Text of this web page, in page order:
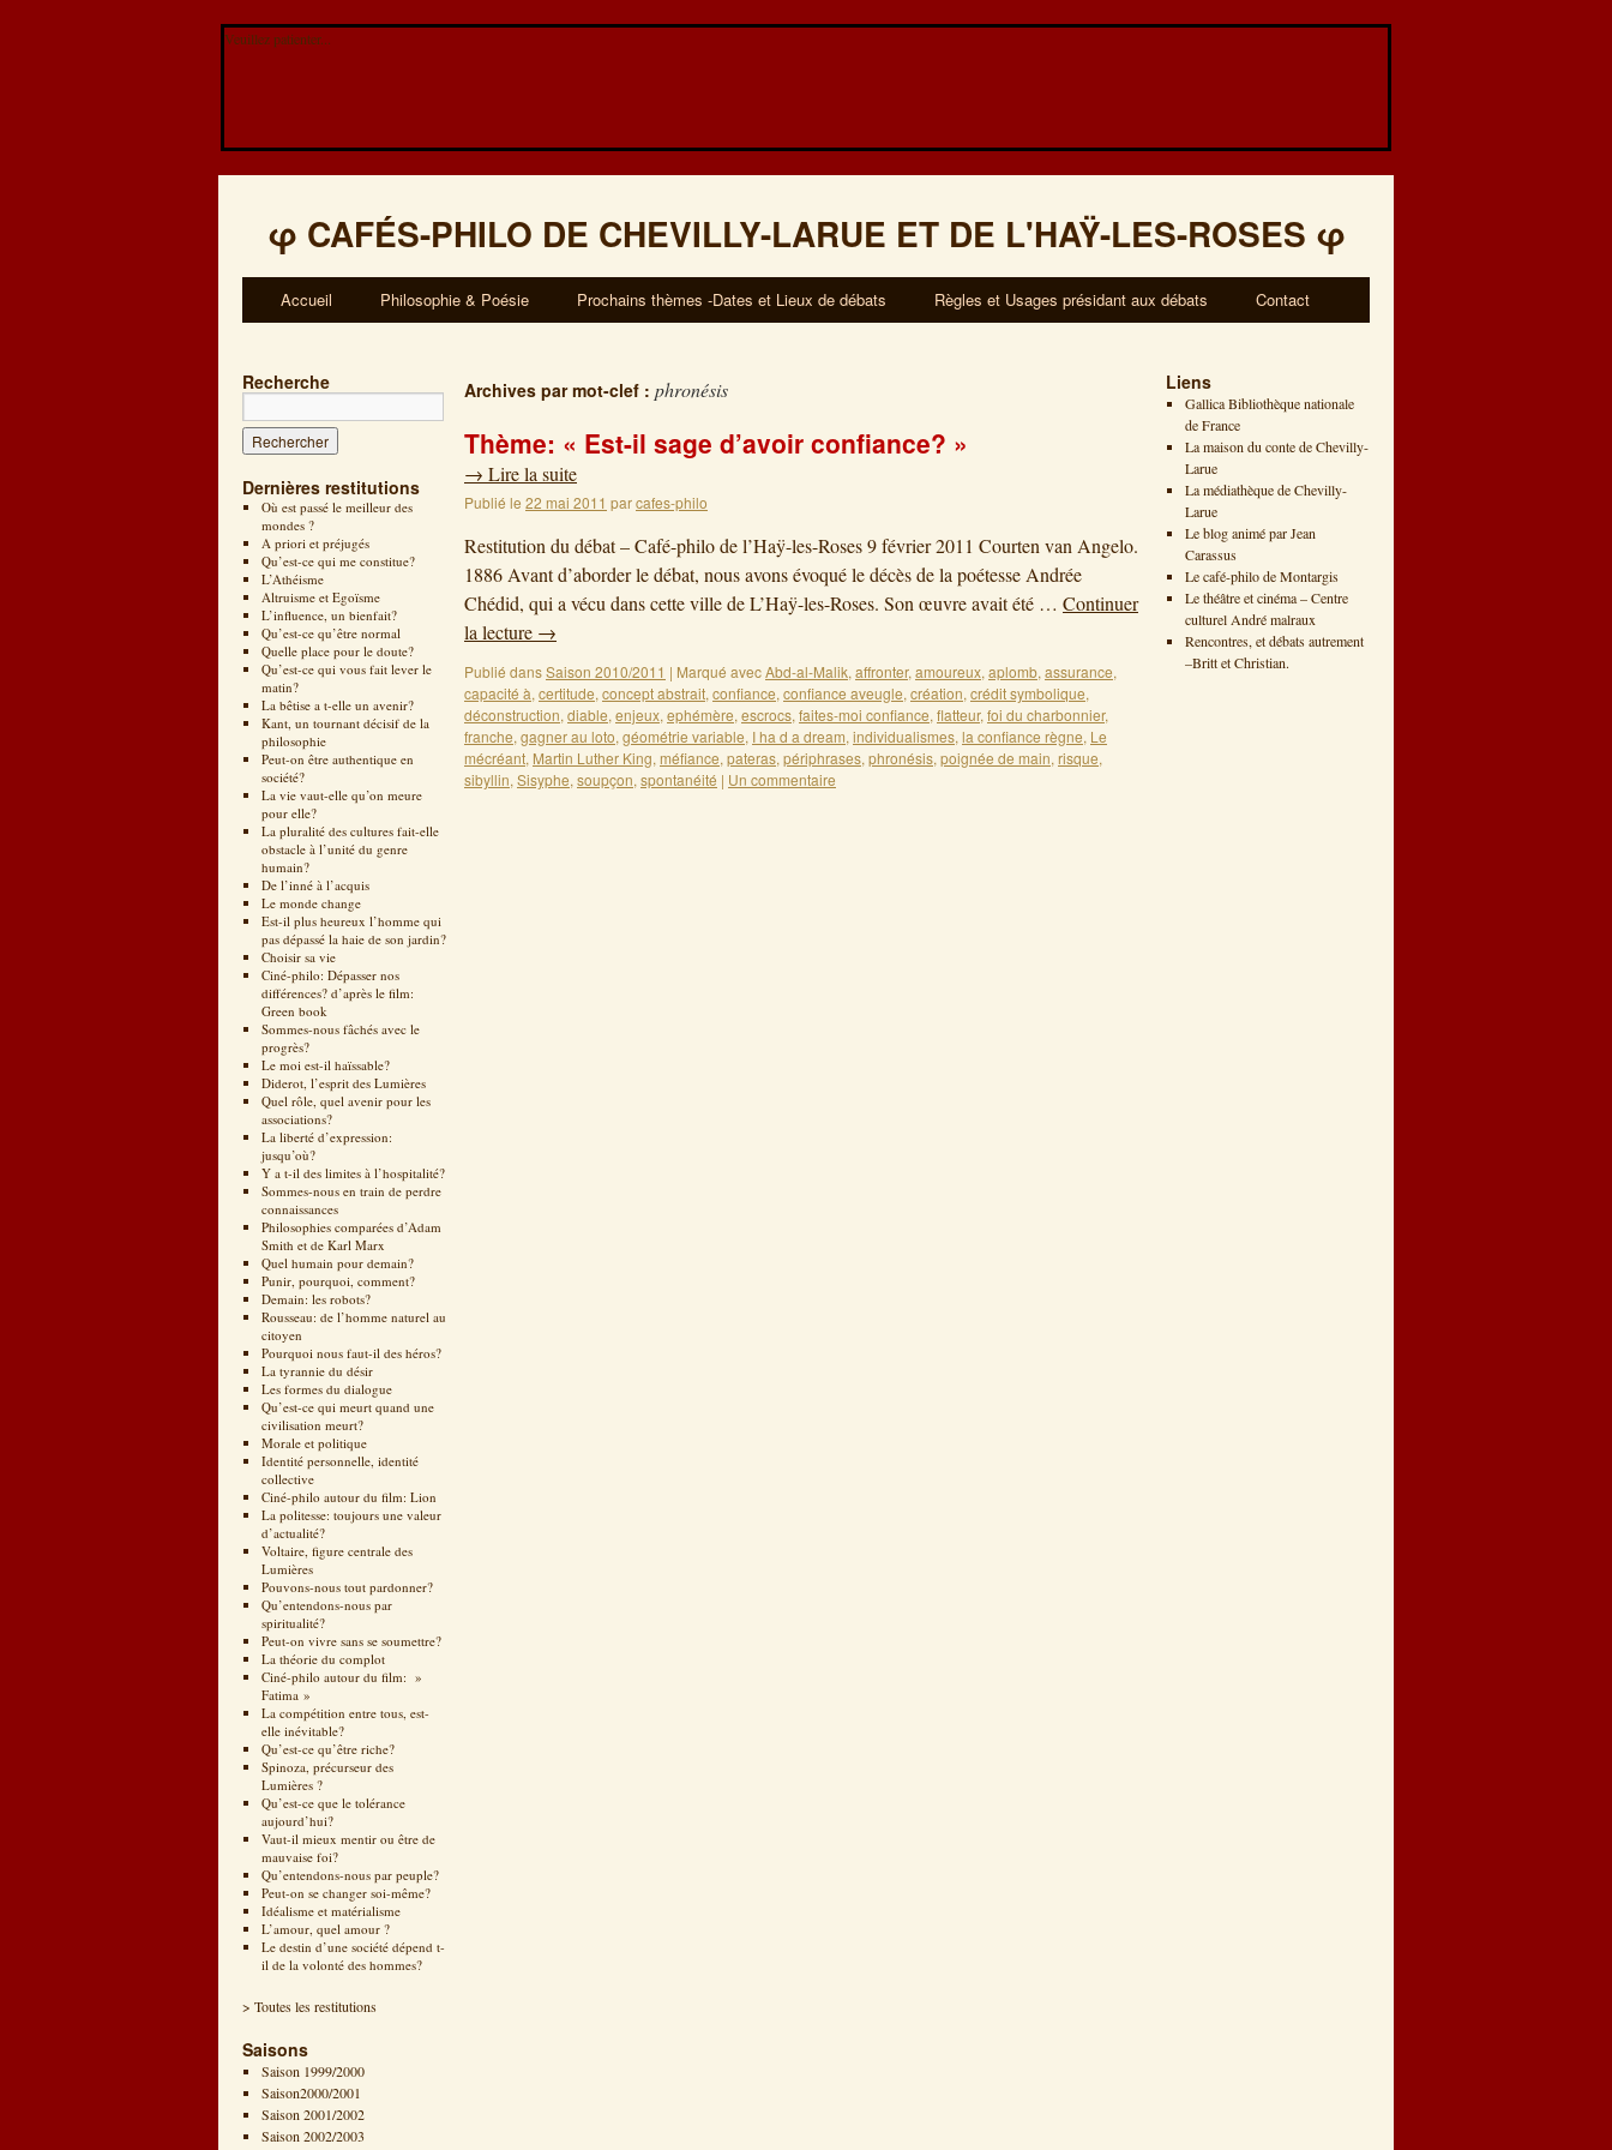
Veuillez patienter...
φ CAFÉS-PHILO DE CHEVILLY-LARUE ET DE L'HAŸ-LES-ROSES φ
Accueil Philosophie & Poésie Prochains thèmes -Dates et Lieux de débats Règles et Usages présidant aux débats Contact
Recherche
Dernières restitutions
Où est passé le meilleur des
mondes ?
A priori et préjugés
Qu’est-ce qui me constitue?
L’Athéisme
Altruisme et Egoïsme
L’influence, un bienfait?
Qu’est-ce qu’être normal
Quelle place pour le doute?
Qu’est-ce qui vous fait lever le
matin?
La bêtise a t-elle un avenir?
Kant, un tournant décisif de la
philosophie
Peut-on être authentique en
société?
La vie vaut-elle qu’on meure
pour elle?
La pluralité des cultures fait-elle
obstacle à l’unité du genre
humain?
De l’inné à l’acquis
Le monde change
Est-il plus heureux l’homme qui
pas dépassé la haie de son jardin?
Choisir sa vie
Ciné-philo: Dépasser nos
différences? d’après le film:
Green book
Sommes-nous fâchés avec le
progrès?
Le moi est-il haïssable?
Diderot, l’esprit des Lumières
Quel rôle, quel avenir pour les
associations?
La liberté d’expression:
jusqu’où?
Y a t-il des limites à l’hospitalité?
Sommes-nous en train de perdre
connaissances
Philosophies comparées d’Adam
Smith et de Karl Marx
Quel humain pour demain?
Punir, pourquoi, comment?
Demain: les robots?
Rousseau: de l’homme naturel au
citoyen
Pourquoi nous faut-il des héros?
La tyrannie du désir
Les formes du dialogue
Qu’est-ce qui meurt quand une
civilisation meurt?
Morale et politique
Identité personnelle, identité
collective
Ciné-philo autour du film: Lion
La politesse: toujours une valeur
d’actualité?
Voltaire, figure centrale des
Lumières
Pouvons-nous tout pardonner?
Qu’entendons-nous par
spiritualité?
Peut-on vivre sans se soumettre?
La théorie du complot
Ciné-philo autour du film: »
Fatima »
La compétition entre tous, est-
elle inévitable?
Qu’est-ce qu’être riche?
Spinoza, précurseur des
Lumières ?
Qu’est-ce que le tolérance
aujourd’hui?
Vaut-il mieux mentir ou être de
mauvaise foi?
Qu’entendons-nous par peuple?
Peut-on se changer soi-même?
Idéalisme et matérialisme
L’amour, quel amour ?
Le destin d’une société dépend t-
il de la volonté des hommes?
> Toutes les restitutions
Saisons
Saison 1999/2000
Saison2000/2001
Saison 2001/2002
Saison 2002/2003
Archives par mot-clef : phronésis
Thème: « Est-il sage d’avoir confiance? »
→ Lire la suite
Publié le 22 mai 2011 parcafes-philo
Restitution du débat – Café-philo de l’Haÿ-les-Roses 9 février 2011 Courten van Angelo.
1886 Avant d’aborder le débat, nous avons évoqué le décès de la poétesse Andrée
Chédid, qui a vécu dans cette ville de L’Haÿ-les-Roses. Son œuvre avait été … Continuer
la lecture →
Publié dansSaison 2010/2011 | Marqué avecAbd-al-Malik, affronter, amoureux, aplomb, assurance,
capacité à, certitude, concept abstrait, confiance, confiance aveugle, création, crédit symbolique,
déconstruction, diable, enjeux, ephémère, escrocs, faites-moi confiance, flatteur, foi du charbonnier,
franche, gagner au loto, géométrie variable, I ha d a dream, individualismes, la confiance règne, Le
mécréant, Martin Luther King, méfiance, pateras, périphrases, phronésis, poignée de main, risque,
sibyllin, Sisyphe, soupçon, spontanéité | Un commentaire
Liens
Gallica Bibliothèque nationale
de France
La maison du conte de Chevilly-
Larue
La médiathèque de Chevilly-
Larue
Le blog animé par Jean
Carassus
Le café-philo de Montargis
Le théâtre et cinéma – Centre
culturel André malraux
Rencontres, et débats autrement
–Britt et Christian.